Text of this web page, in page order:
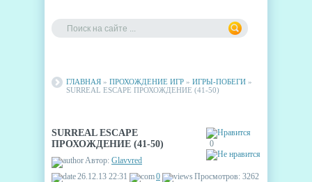
ГЛАВНАЯ » ПРОХОЖДЕНИЕ ИГР » ИГРЫ-ПОБЕГИ »
SURREAL ESCAPE ПРОХОЖДЕНИЕ (41-50)
0
SURREAL ESCAPE
ПРОХОЖДЕНИЕ (41-50)
Автор: Glavvred
26.12.13 22:31
0 Просмотров: 3262